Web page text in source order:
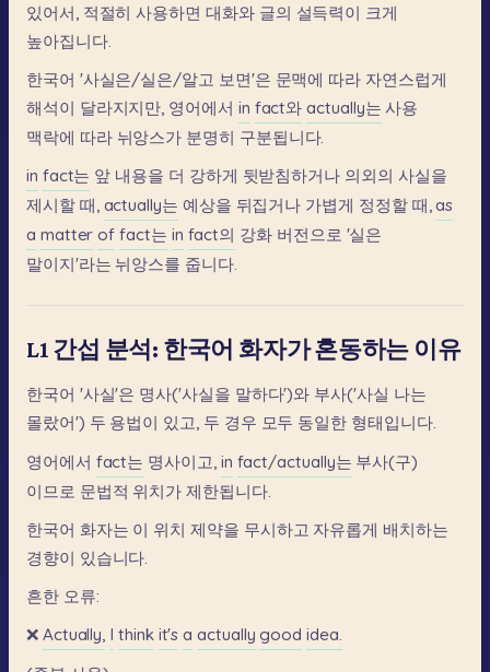
있어서, 적절히 사용하면 대화와 글의 설득력이 크게
높아집니다.
한국어 '사실은/실은/알고 보면'은 문맥에 따라 자연스럽게
해석이 달라지지만, 영어에서 in fact와 actually는 사용
맥락에 따라 뉘앙스가 분명히 구분됩니다.
in fact는 앞 내용을 더 강하게 뒷받침하거나 의외의 사실을
제시할 때, actually는 예상을 뒤집거나 가볍게 정정할 때, as
a matter of fact는 in fact의 강화 버전으로 '실은
말이지'라는 뉘앙스를 줍니다.
L1 간섭 분석: 한국어 화자가 혼동하는 이유
한국어 '사실'은 명사('사실을 말하다')와 부사('사실 나는
몰랐어') 두 용법이 있고, 두 경우 모두 동일한 형태입니다.
영어에서 fact는 명사이고, in fact/actually는 부사(구)
이므로 문법적 위치가 제한됩니다.
한국어 화자는 이 위치 제약을 무시하고 자유롭게 배치하는
경향이 있습니다.
흔한 오류:
❌ Actually, I think it's a actually good idea.